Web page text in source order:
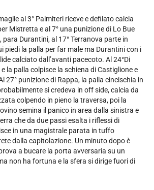
al 3° Palmiteri riceve e defilato calcia
Mistretta e al 7° una punizione di Lo Bue
para Durantini, al 17° Terranova parte in
piedi la palla per far male ma Durantini con i
calciato dall’avanti pacecoto. Al 24°Di
la palla colpisce la schiena di Castiglione e
27° punizione di Rappa, la palla cincischia in
si credeva in off side, calcia da
colpendo in pieno la traversa, poi la
semina il panico in area dalla sinistra e
che da due passi esalta i riflessi di
in una magistrale parata in tuffo
dalla capitolazione. Un minuto dopo è
a bucare la porta avversaria su un
non ha fortuna e la sfera si dirige fuori di